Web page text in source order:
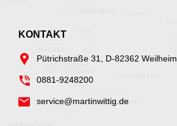
KONTAKT
Pütrichstraße 31, D-82362 Weilheim
0881-9248200
service@martinwittig.de